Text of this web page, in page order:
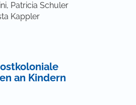
Patricia Schuler
Kappler
an Kindern